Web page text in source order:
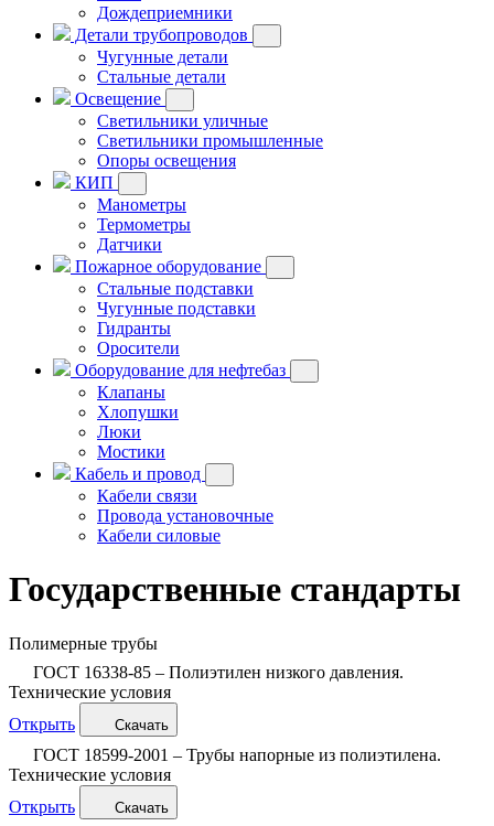
Дождеприемники
Детали трубопроводов
Чугунные детали
Стальные детали
Освещение
Светильники уличные
Светильники промышленные
Опоры освещения
КИП
Манометры
Термометры
Датчики
Пожарное оборудование
Стальные подставки
Чугунные подставки
Гидранты
Оросители
Оборудование для нефтебаз
Клапаны
Хлопушки
Люки
Мостики
Кабель и провод
Кабели связи
Провода установочные
Кабели силовые
Государственные стандарты
Полимерные трубы
ГОСТ 16338-85 – Полиэтилен низкого давления.
Технические условия
Открыть
Скачать
ГОСТ 18599-2001 – Трубы напорные из полиэтилена.
Технические условия
Открыть
Скачать